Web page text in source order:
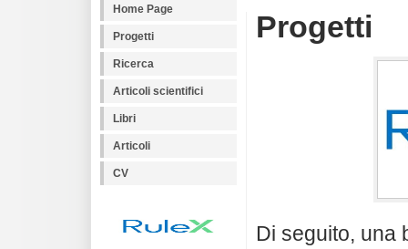
Home Page
Progetti
Ricerca
Articoli scientifici
Libri
Articoli
CV
Progetti
Di seguito, una